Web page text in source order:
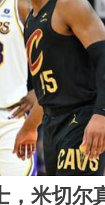
，米切尔